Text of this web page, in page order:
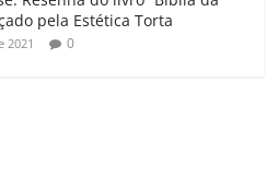
pela Estética Torta
2021 0